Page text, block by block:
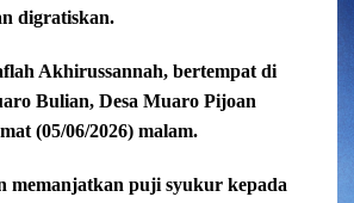
digratiskan.
Akhirussannah, bertempat di
Bulian, Desa Muaro Pijoan
(05/06/2026) malam.
memanjatkan puji syukur kepada